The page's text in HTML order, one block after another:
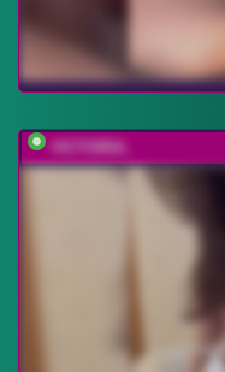
VICTORIA_